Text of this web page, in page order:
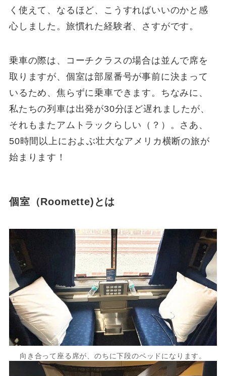
く使えて、なるほど、こうすればいいのかと感
心しました。旅慣れた経験者、さすがです。
乗車の際は、コーチクラスの場合は並んで席を
取りますが、個室は部屋番号が事前に決まって
いるため、焦らずに乗車できます。ちなみに、
私たちの列車は出発が30分ほど遅れましたが、
それもまたアムトラックらしい（？）。さあ、
50時間以上におよぶ壮大なアメリカ横断の旅が
始まります！
個室（Roomette)とは
向き合って座る席が、のちに下段のベッドになります。